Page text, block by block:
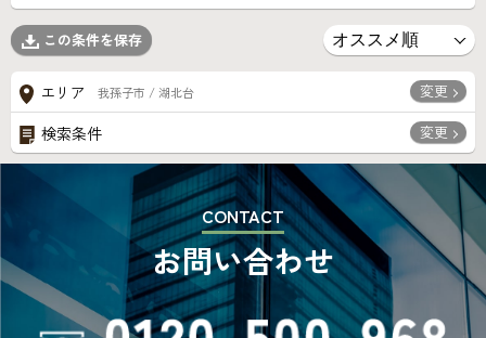
この条件を保存
エリア 我孫子市 / 湖北台 変更
検索条件 変更
CONTACT
お問い合わせ